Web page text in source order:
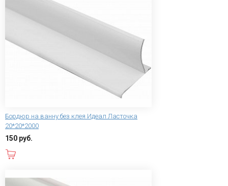
Бордюр на ванну без клея Идеал Ласточка
20*20*2000
150 руб.